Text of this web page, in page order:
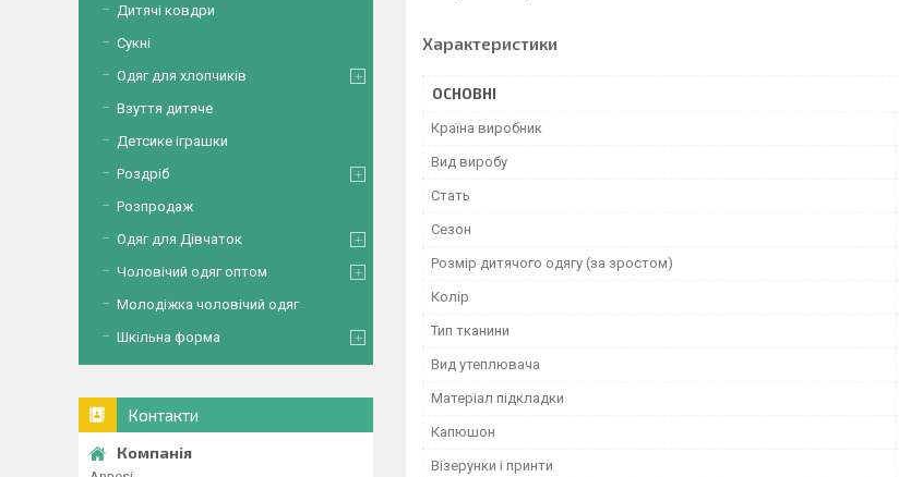
Характеристики
ОСНОВНІ
Країна виробник
Вид виробу
Стать
Сезон
Розмір дитячого одягу (за зростом)
Колір
Тип тканини
Вид утеплювача
Матеріал підкладки
Капюшон
Візерунки і принти
Дитячі ковдри
Сукні
Одяг для хлопчиків
Взуття дитяче
Детсике іграшки
Роздріб
Розпродаж
Одяг для Дівчаток
Чоловічий одяг оптом
Молодіжка чоловічий одяг
Шкільна форма
Контакти